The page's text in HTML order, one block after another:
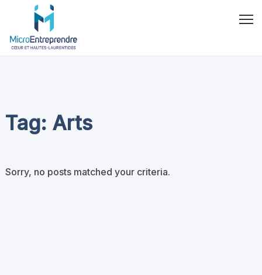
Tag: Arts
Sorry, no posts matched your criteria.